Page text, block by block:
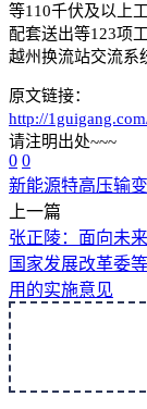
等110千伏及以上
配套送出等123项
越州换流站交流系
原文链接：
http://
请注明出处~~~
0 0
新能源特高压输
上一篇
张正陵：面向未
国家发展改革委
用的实施意见